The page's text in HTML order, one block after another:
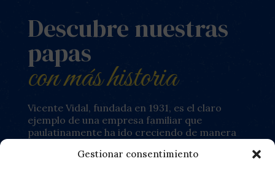
Gestionar consentimiento
Descubre nuestras
papas
con más historia
Vicente Vidal, fundada en 1931, es el claro
ejemplo de una empresa familiar que
paulatinamente ha ido creciendo de manera
actualmente, en la mayor productora a nivel